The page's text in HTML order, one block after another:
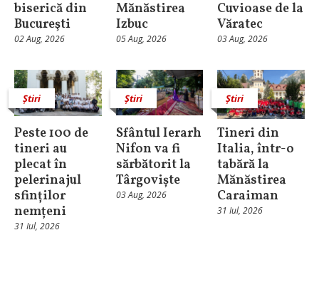
biserică din
Bucureşti
02 Aug, 2026
Mănăstirea
Izbuc
05 Aug, 2026
Cuvioase de la
Văratec
03 Aug, 2026
Știri
Peste 100 de
tineri au
plecat în
pelerinajul
sfinților
nemțeni
31 Iul, 2026
Știri
Sfântul Ierarh
Nifon va fi
sărbătorit la
Târgoviște
03 Aug, 2026
Știri
Tineri din
Italia, într-o
tabără la
Mănăstirea
Caraiman
31 Iul, 2026